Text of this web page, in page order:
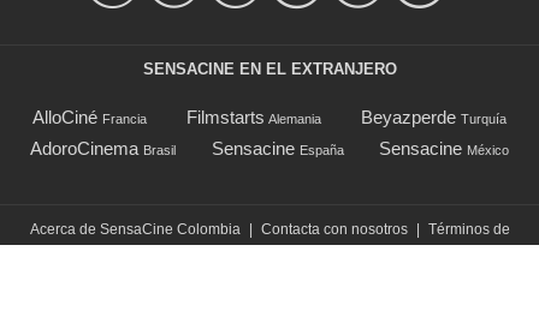
SENSACINE EN EL EXTRANJERO
AlloCiné Francia Filmstarts Alemania Beyazperde Turquía
AdoroCinema Brasil Sensacine España Sensacine México
Acerca de SensaCine Colombia | Contacta con nosotros | Términos de